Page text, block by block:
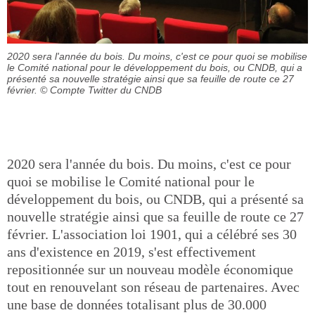
2020 sera l'année du bois. Du moins, c'est ce pour quoi se mobilise
le Comité national pour le développement du bois, ou CNDB, qui a
présenté sa nouvelle stratégie ainsi que sa feuille de route ce 27
février. © Compte Twitter du CNDB
2020 sera l'année du bois. Du moins, c'est ce pour
quoi se mobilise le Comité national pour le
développement du bois, ou CNDB, qui a présenté sa
nouvelle stratégie ainsi que sa feuille de route ce 27
février. L'association loi 1901, qui a célébré ses 30
ans d'existence en 2019, s'est effectivement
repositionnée sur un nouveau modèle économique
tout en renouvelant son réseau de partenaires. Avec
une base de données totalisant plus de 30.000